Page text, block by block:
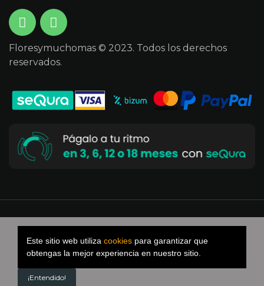
Floresymuchomas © 2023. Todos los derechos
reservados.
Este sitio web utiliza cookies para garantizar que
obtengas la mejor experiencia en nuestro sitio.
¡Entendido!